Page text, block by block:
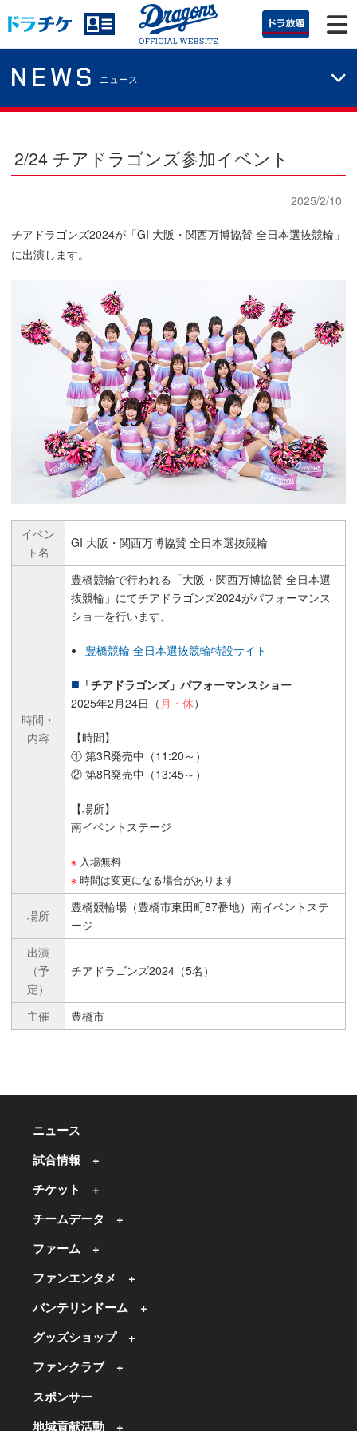
NEWS ニュース
2/24 チアドラゴンズ参加イベント
2025/2/10
チアドラゴンズ2024が「GI 大阪・関西万博協賛 全日本選抜競輪」
に出演します。
イベン
ト名
GI 大阪・関西万博協賛 全日本選抜競輪
時間・
内容
豊橋競輪で行われる「大阪・関西万博協賛 全日本選
抜競輪」にてチアドラゴンズ2024がパフォーマンス
ショーを行います。
豊橋競輪 全日本選抜競輪特設サイト
「チアドラゴンズ」パフォーマンスショー
2025年2月24日（ 月・休）
【時間】
① 第3R発売中（11:20～）
② 第8R発売中（13:45～）
【場所】
南イベントステージ
入場無料
時間は変更になる場合があります
場所
豊橋競輪場（豊橋市東田町87番地）南イベントステ
ージ
出演
（予
定）
チアドラゴンズ2024（5名）
主催 豊橋市
ニュース
試合情報
チケット
チームデータ
ファーム
ファンエンタメ
バンテリンドーム
グッズショップ
ファンクラブ
スポンサー
地域貢献活動